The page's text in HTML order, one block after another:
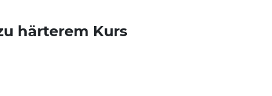
härterem Kurs